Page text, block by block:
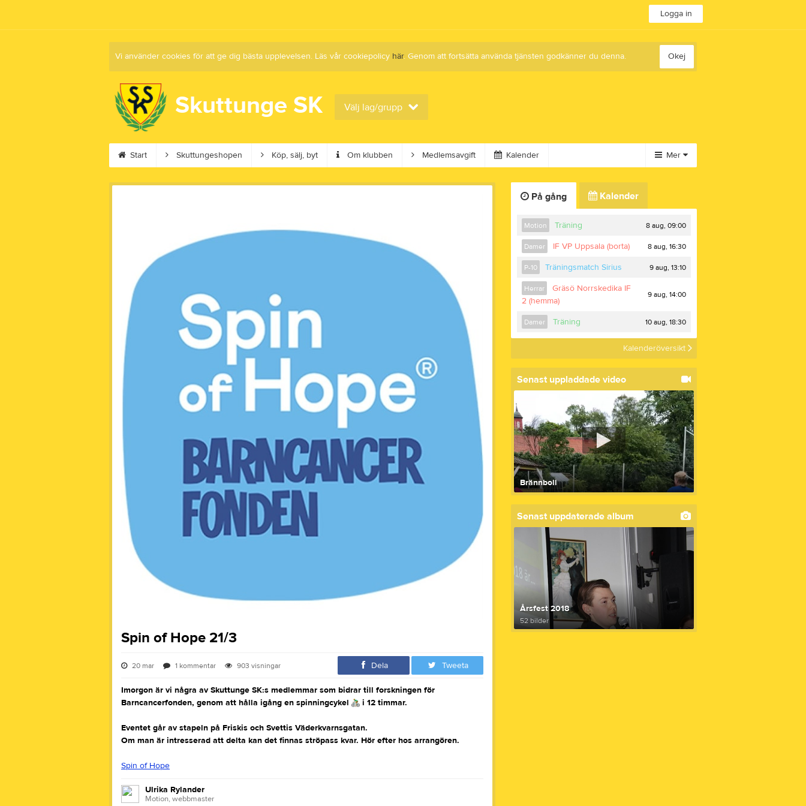
Logga in
Vi använder cookies för att ge dig bästa upplevelsen. Läs vår cookiepolicy här. Genom att fortsätta använda tjänsten godkänner du denna. Okej
Skuttunge SK Välj lag/grupp
Start Skuttungeshopen Köp, sälj, byt Om klubben Medlemsavgift Kalender Mer
Spin of Hope 21/3
20 mar 1 kommentar 903 visningar Dela Tweeta
Imorgon är vi några av Skuttunge SK:s medlemmar som bidrar till forskningen för
Barncancerfonden, genom att hålla igång en spinningcykel
i 12 timmar.
Eventet går av stapeln på Friskis och Svettis Väderkvarnsgatan.
Om man är intresserad att delta kan det finnas ströpass kvar. Hör efter hos arrangören.
Spin of Hope
Ulrika Rylander
Motion, webbmaster
På gång Kalender
Motion Träning 8 aug, 09:00
Damer IF VP Uppsala (borta) 8 aug, 16:30
P-10 Träningsmatch Sirius 9 aug, 13:10
Herrar
Gräsö Norrskedika IF
2 (hemma)
9 aug, 14:00
Damer Träning 10 aug, 18:30
Kalenderöversikt
Senast uppladdade video
Brännboll
Senast uppdaterade album
Årsfest 2018
52 bilder